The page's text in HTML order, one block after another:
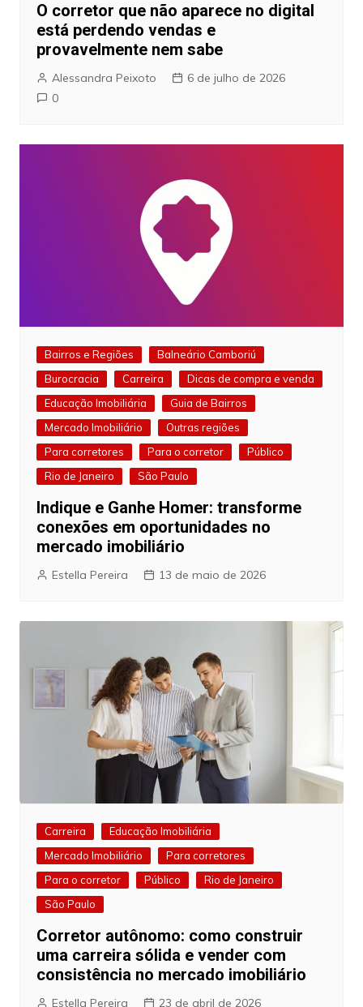
O corretor que não aparece no digital
está perdendo vendas e
provavelmente nem sabe
Alessandra Peixoto
6 de julho de 2026
0
Bairros e Regiões
Balneário Camboriú
Burocracia
Carreira
Dicas de compra e venda
Educação Imobiliária
Guia de Bairros
Mercado Imobiliário
Outras regiões
Para corretores
Para o corretor
Público
Rio de Janeiro
São Paulo
Indique e Ganhe Homer: transforme
conexões em oportunidades no
mercado imobiliário
Estella Pereira 13 de maio de 2026
Carreira
Educação Imobiliária
Mercado Imobiliário
Para corretores
Para o corretor
Público
Rio de Janeiro
São Paulo
Corretor autônomo: como construir
uma carreira sólida e vender com
consistência no mercado imobiliário
Estella Pereira 23 de abril de 2026